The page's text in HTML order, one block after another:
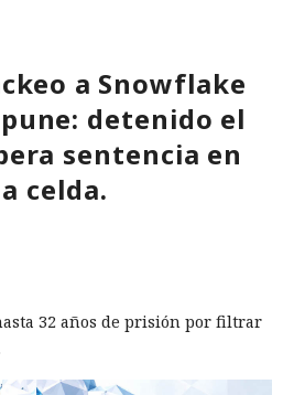
a Snowflake
detenido el
sentencia en
celda.
32 años de prisión por filtrar